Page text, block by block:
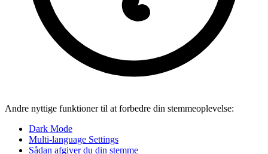
Andre nyttige funktioner til at forbedre din stemmeoplevelse:
Dark Mode
Multi-language Settings
Sådan afgiver du din stemme